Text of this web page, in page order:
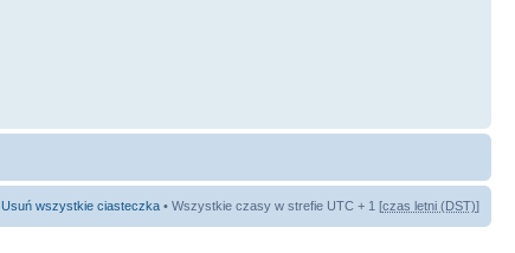
Usuń wszystkie ciasteczka • Wszystkie czasy w strefie UTC + 1 [czas letni (DST)]